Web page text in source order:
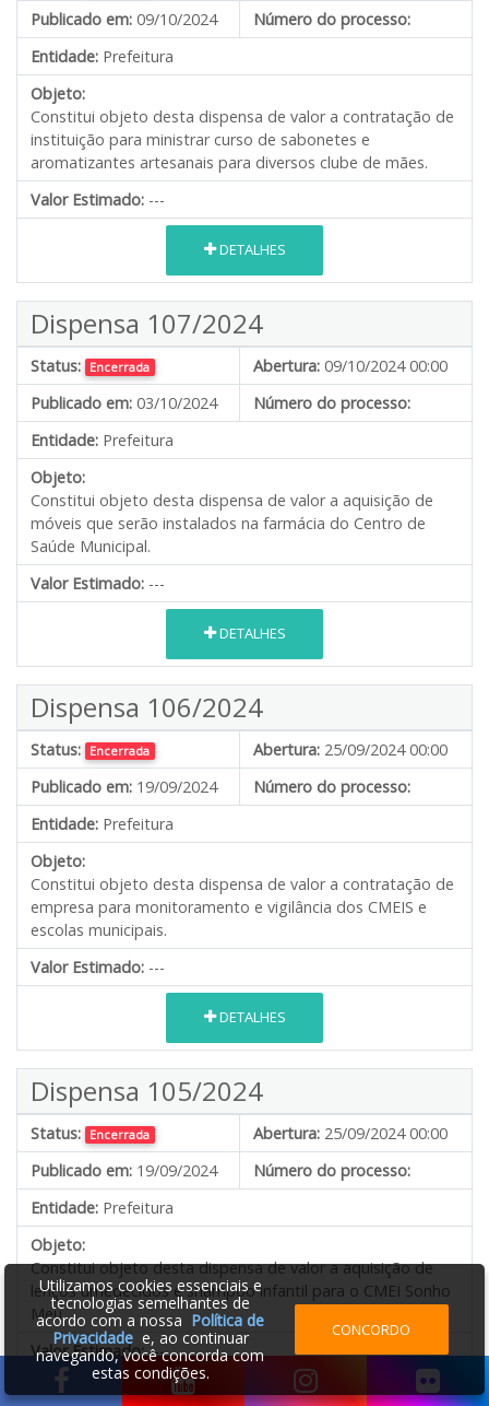
Publicado em: 09/10/2024
Número do processo:
Entidade: Prefeitura
Objeto:
Constitui objeto desta dispensa de valor a contratação de
instituição para ministrar curso de sabonetes e
aromatizantes artesanais para diversos clube de mães.
Valor Estimado: ---
DETALHES
Dispensa 107/2024
Status: Encerrada Abertura: 09/10/2024 00:00
Publicado em: 03/10/2024
Número do processo:
Entidade: Prefeitura
Objeto:
Constitui objeto desta dispensa de valor a aquisição de
móveis que serão instalados na farmácia do Centro de
Saúde Municipal.
Valor Estimado: ---
DETALHES
Dispensa 106/2024
Status: Encerrada Abertura: 25/09/2024 00:00
Publicado em: 19/09/2024
Número do processo:
Entidade: Prefeitura
Objeto:
Constitui objeto desta dispensa de valor a contratação de
empresa para monitoramento e vigilância dos CMEIS e
escolas municipais.
Valor Estimado: ---
DETALHES
Dispensa 105/2024
Status: Encerrada Abertura: 25/09/2024 00:00
Publicado em: 19/09/2024
Número do processo:
Entidade: Prefeitura
Objeto:
Constitui objeto desta dispensa de valor a aquisição de
lenços umedecidos e shampoo infantil para o CMEI Sonho
Meu.
Valor Estimado:---
DETALHES
Utilizamos cookies essenciais e
tecnologias semelhantes de
acordo com a nossa Política de
Privacidadee, ao continuar
navegando, você concorda com
estas condições.
CONCORDO